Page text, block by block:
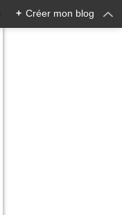
+ Créer mon blog